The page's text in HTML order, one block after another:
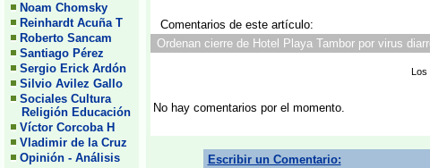
Noam Chomsky
Reinhardt Acuña T
Roberto Sancam
Santiago Pérez
Sergio Erick Ardón
Silvio Avilez Gallo
Sociales Cultura
Religión Educación
Víctor Corcoba H
Vladimir de la Cruz
Opinión - Análisis
Comentarios de este artículo:
Ordenan cierre de Hotel Playa Tambor por virus
Los
No hay comentarios por el momento.
Escribir un Comentario: